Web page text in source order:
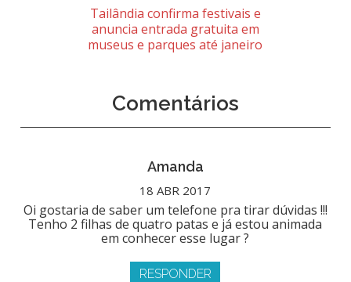
Tailândia confirma festivais e
anuncia entrada gratuita em
museus e parques até janeiro
Comentários
Amanda
18 ABR 2017
Oi gostaria de saber um telefone pra tirar dúvidas !!!
Tenho 2 filhas de quatro patas e já estou animada
em conhecer esse lugar ?
RESPONDER